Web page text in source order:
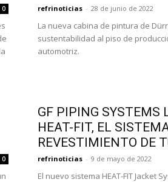
0 refrinoticias - 28 de junio de 2022
La nueva cabina de pintura de
sustentabilidad al piso de
automotriz.
0
GF PIPING SYSTEMS
HEAT-FIT, EL
REVESTIMIENTO DE
refrinoticias - 9 de mayo de 2022
El nuevo sistema HEAT-FIT Jacket